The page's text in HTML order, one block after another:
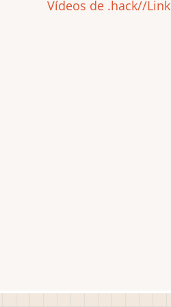
Vídeos de .hack//Link